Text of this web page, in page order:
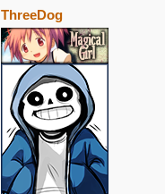
ThreeDog